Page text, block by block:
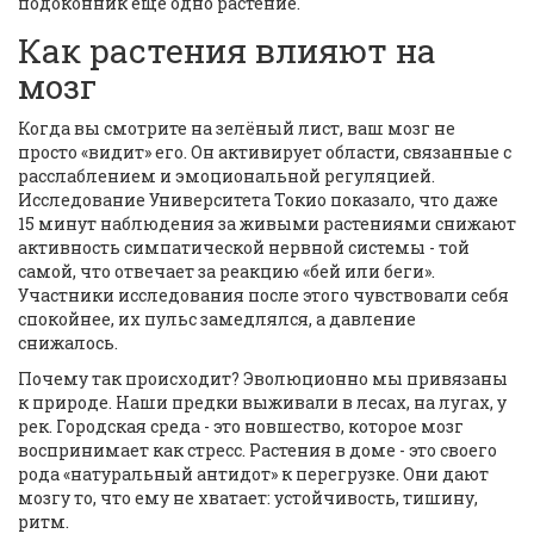
Как растения влияют на
мозг
Когда вы смотрите на зелёный лист, ваш мозг не
просто «видит» его. Он активирует области, связанные с
расслаблением и эмоциональной регуляцией.
Исследование Университета Токио показало, что даже
15 минут наблюдения за живыми растениями снижают
активность симпатической нервной системы - той
самой, что отвечает за реакцию «бей или беги».
Участники исследования после этого чувствовали себя
спокойнее, их пульс замедлялся, а давление
снижалось.
Почему так происходит? Эволюционно мы привязаны
к природе. Наши предки выживали в лесах, на лугах, у
рек. Городская среда - это новшество, которое мозг
воспринимает как стресс. Растения в доме - это своего
рода «натуральный антидот» к перегрузке. Они дают
мозгу то, что ему не хватает: устойчивость, тишину,
ритм.